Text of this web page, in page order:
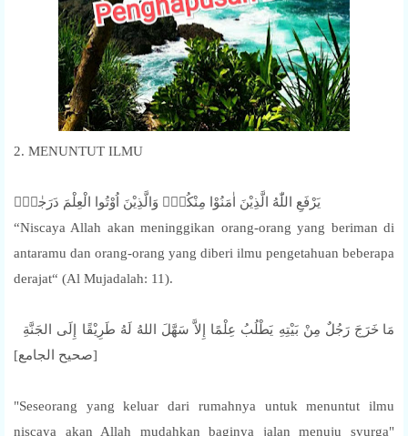
2. MENUNTUT ILMU
“Niscaya Allah akan meninggikan orang-orang yang beriman di
antaramu dan orang-orang yang diberi ilmu pengetahuan beberapa
derajat“ (Al Mujadalah: 11).
[صحيح الجامع]
"Seseorang yang keluar dari rumahnya untuk menuntut ilmu
niscaya akan Allah mudahkan baginya jalan menuju syurga"